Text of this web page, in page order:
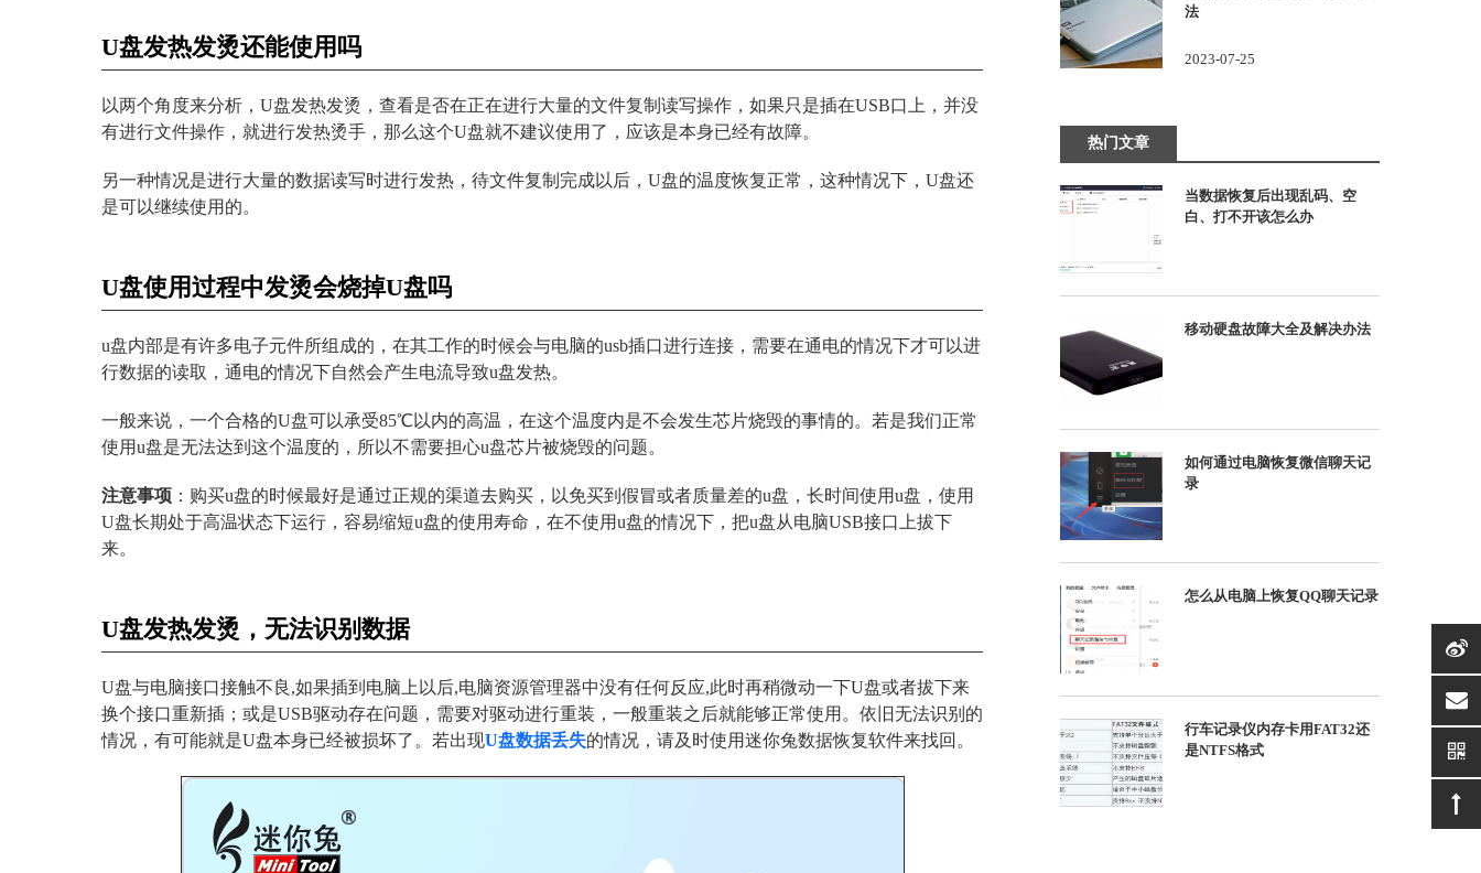
U盘发热发烫还能使用吗
以两个角度来分析，U盘发热发烫，查看是否在正在进行大量的文件复制读写操作，如果只是插在USB口上，并没
有进行文件操作，就进行发热烫手，那么这个U盘就不建议使用了，应该是本身已经有故障。
另一种情况是进行大量的数据读写时进行发热，待文件复制完成以后，U盘的温度恢复正常，这种情况下，U盘还
是可以继续使用的。
U盘使用过程中发烫会烧掉U盘吗
u盘内部是有许多电子元件所组成的，在其工作的时候会与电脑的usb插口进行连接，需要在通电的情况下才可以进
行数据的读取，通电的情况下自然会产生电流导致u盘发热。
一般来说，一个合格的U盘可以承受85℃以内的高温，在这个温度内是不会发生芯片烧毁的事情的。若是我们正常
使用u盘是无法达到这个温度的，所以不需要担心u盘芯片被烧毁的问题。
注意事项 ：购买u盘的时候最好是通过正规的渠道去购买，以免买到假冒或者质量差的u盘，长时间使用u盘，使用
U盘长期处于高温状态下运行，容易缩短u盘的使用寿命，在不使用u盘的情况下，把u盘从电脑USB接口上拔下
来。
U盘发热发烫，无法识别数据
U盘与电脑接口接触不良,如果插到电脑上以后,电脑资源管理器中没有任何反应,此时再稍微动一下U盘或者拔下来
换个接口重新插；或是USB驱动存在问题，需要对驱动进行重装，一般重装之后就能够正常使用。依旧无法识别的
情况，有可能就是U盘本身已经被损坏了。若出现U盘数据丢失的情况，请及时使用迷你兔数据恢复软件来找回。
法
2023-07-25
热门文章
当数据恢复后出现乱码、空
白、打不开该怎么办
移动硬盘故障大全及解决办法
如何通过电脑恢复微信聊天记
录
怎么从电脑上恢复QQ聊天记录
行车记录仪内存卡用FAT32还
是NTFS格式